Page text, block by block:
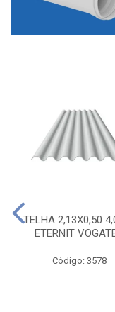
TELHA 2,13X0,50
ETERNIT
Código: 3578